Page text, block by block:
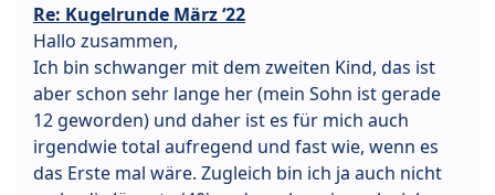
Re: Kugelrunde März ‘22
Hallo zusammen,
Ich bin schwanger mit dem zweiten Kind, das ist
aber schon sehr lange her (mein Sohn ist gerade
12 geworden) und daher ist es für mich auch
irgendwie total aufregend und fast wie, wenn es
das Erste mal wäre. Zugleich bin ich ja auch nicht